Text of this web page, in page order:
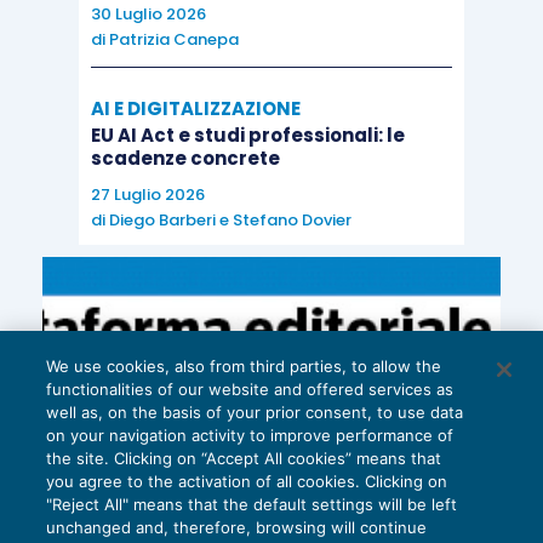
riguardo l’andamento dell’economia, queste
risultano più moderate rispetto a quanto
prospettato nei mesi scorsi.La BCE ha
pubblicato lasurveysulle condizioni del mercato
creditizio nell’Area Euro (BLS dall’inglese
allentamento degli standard di credito da parte
delle banche dell’Area in T1. L’8% delle banche ha
imprese (dallo 0%), l’11% sui mutui alle famiglie
(dal 6%) e il 3% sui prestiti al consumo alle
famiglie (dall’1%). Le banche prevedono un
allentamento più modesto per le imprese e
maggiore per le famiglie in T2. Inoltre, le banche
hanno segnalato un aumento della domanda netta
di credito da parte di famiglie e imprese.
30 Luglio 2026
di Patrizia Canepa
AI E DIGITALIZZAZIONE
EU AI Act e studi professionali: le
scadenze concrete
27 Luglio 2026
di Diego Barberie Stefano Dovier
We use cookies, also from third parties, to allow the
functionalities of our website and offered services as
well as, on the basis of your prior consent, to use data
on your navigation activity to improve performance of
the site. Clicking on “Accept All cookies” means that
you agree to the activation of all cookies. Clicking on
"Reject All" means that the default settings will be left
unchanged and, therefore, browsing will continue